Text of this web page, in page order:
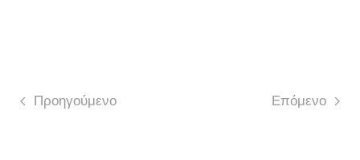
Προηγούμενο Επόμενο